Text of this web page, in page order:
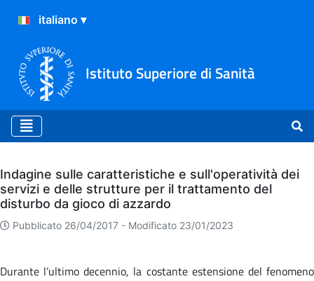
Istituto Superiore di Sanità
Archivio
Indagine sulle caratteristiche e sull'operatività dei
servizi e delle strutture per il trattamento del
disturbo da gioco di azzardo
Pubblicato 26/04/2017 - Modificato 23/01/2023
Durante l’ultimo decennio, la costante estensione del fenomeno